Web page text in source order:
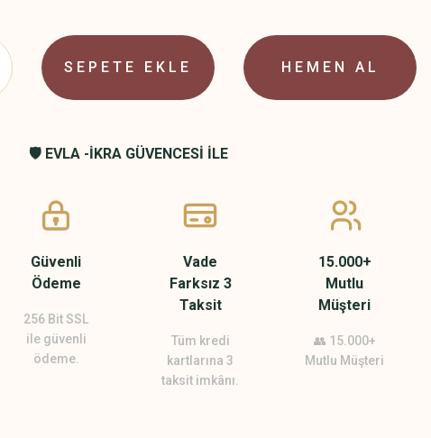
SEPETE EKLE HEMEN AL
🛡️ EVLA -İKRA GÜVENCESİ İLE
Güvenli
Ödeme
256 Bit SSL
ile güvenli
ödeme.
Vade
Farksız 3
Taksit
Tüm kredi
kartlarına 3
taksit imkânı.
15.000+
Mutlu
Müşteri
👥 15.000+
Mutlu Müşteri